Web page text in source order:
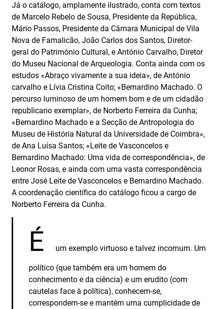
Já o catálogo, amplamente ilustrado, conta com textos
de Marcelo Rebelo de Sousa, Presidente da República,
Mário Passos, Presidente da Câmara Municipal de Vila
Nova de Famalicão, João Carlos dos Santos, Diretor-
geral do Património Cultural, e António Carvalho, Diretor
do Museu Nacional de Arqueologia. Conta ainda com os
estudos «Abraço vivamente a sua ideia», de António
carvalho e Lívia Cristina Coito; «Bernardino Machado. O
percurso luminoso de um homem bom e de um cidadão
republicano exemplar», de Norberto Ferreira da Cunha;
«Bernardino Machado e a Secção de Antropologia do
Museu de História Natural da Universidade de Coimbra»,
de Ana Luísa Santos; «Leite de Vasconcelos e
Bernardino Machado: Uma vida de correspondência», de
Leonor Rosas, e ainda com uma vasta correspondência
entre José Leite de Vasconcelos e Bernardino Machado.
A coordenação científica do catálogo ficou a cargo de
Norberto Ferreira da Cunha.
É um exemplo virtuoso e talvez incomum. Um
político (que também era um homem do
conhecimento e da ciência) e um erudito (com
cautelas face à política), conhecem-se,
correspondem-se e mantêm uma cumplicidade de